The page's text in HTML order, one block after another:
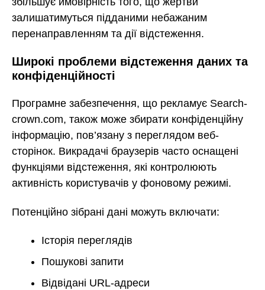
залишатимуться підданими небажаним
перенаправленням та дії відстеження.
Широкі проблеми відстеження даних та
конфіденційності
Програмне забезпечення, що рекламує Search-
crown.com, також може збирати конфіденційну
інформацію, пов’язану з переглядом веб-
сторінок. Викрадачі браузерів часто оснащені
функціями відстеження, які контролюють
активність користувачів у фоновому режимі.
Потенційно зібрані дані можуть включати:
Історія переглядів
Пошукові запити
Відвідані URL-адреси